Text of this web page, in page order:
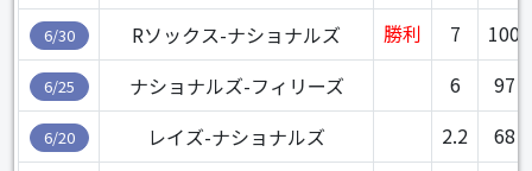
6/30 Rソックス-ナショナルズ 勝利 7 100
6/25 ナショナルズ-フィリーズ 6 97
6/20 レイズ-ナショナルズ 2.2 68